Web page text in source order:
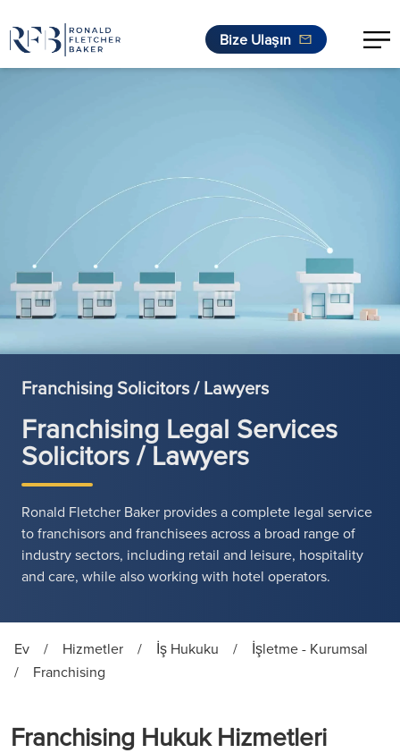
Bize Ulaşın
Franchising Solicitors / Lawyers
Franchising Legal Services
Solicitors / Lawyers
Ronald Fletcher Baker provides a complete legal service
to franchisors and franchisees across a broad range of
industry sectors, including retail and leisure, hospitality
and care, while also working with hotel operators.
Ev / Hizmetler / İş Hukuku /
İşletme - Kurumsal
/
Franchising
Franchising Hukuk Hizmetleri